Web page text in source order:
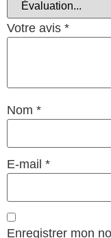
Votre avis *
Nom *
E-mail *
Enregistrer mon